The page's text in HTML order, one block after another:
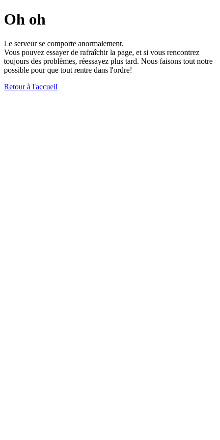
Oh oh
Le serveur se comporte anormalement.
Vous pouvez essayer de rafraîchir la page, et si vous rencontrez
toujours des problèmes, réessayez plus tard. Nous faisons tout notre
possible pour que tout rentre dans l'ordre!
Retour à l'accueil